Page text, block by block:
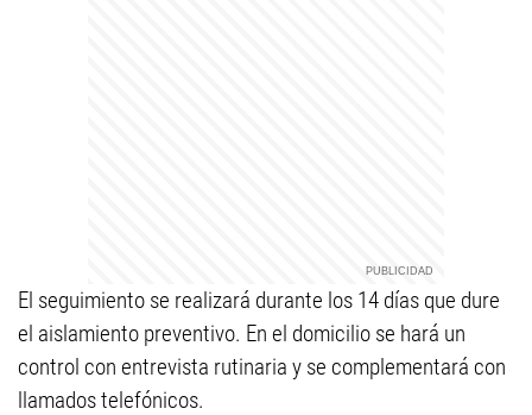
El seguimiento se realizará durante los 14 días que dure
el aislamiento preventivo. En el domicilio se hará un
control con entrevista rutinaria y se complementará con
llamados telefónicos.